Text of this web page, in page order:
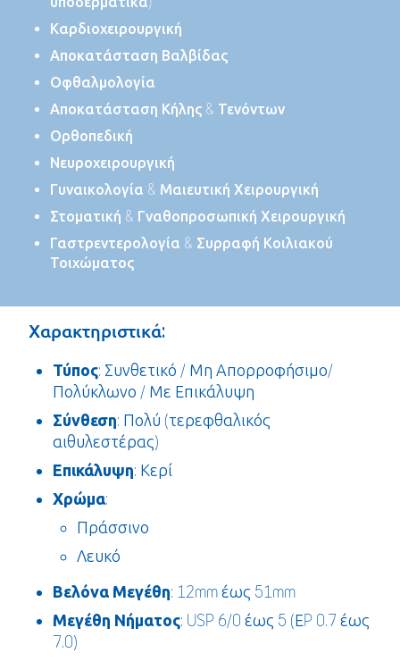
Καρδιοχειρουργική
Αποκατάσταση Βαλβίδας
Οφθαλμολογία
Αποκατάσταση Κήλης & Τενόντων
Ορθοπεδική
Νευροχειρουργική
Γυναικολογία & Μαιευτική Χειρουργική
Στοματική & Γναθοπροσωπική Χειρουργική
Γαστρεντερολογία & Συρραφή Κοιλιακού
Τοιχώματος
Χαρακτηριστικά:
Τύπος: Συνθετικό / Μη Απορροφήσιμο/
Πολύκλωνο / Με Επικάλυψη
Σύνθεση: Πολύ (τερεφθαλικός
αιθυλεστέρας)
Επικάλυψη: Κερί
Χρώμα:
Πράσσινο
Λευκό
Βελόνα Μεγέθη: 12mm έως 51mm
Μεγέθη Νήματος: USP 6/0 έως 5 (ΕP 0.7 έως
7.0)